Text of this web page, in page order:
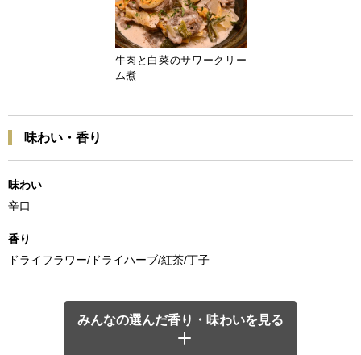
牛肉と白菜のサワークリー
ム煮
味わい・香り
味わい
辛口
香り
ドライフラワー/ドライハーブ/紅茶/丁子
みんなの選んだ香り・味わいを見る